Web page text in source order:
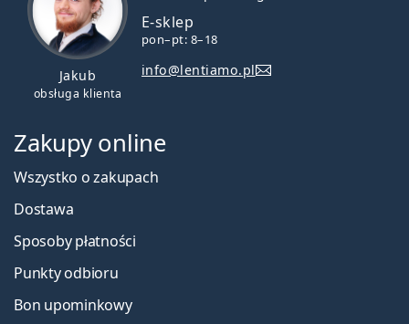
Jaka jest różnica między soczewkami
kontaktowymi Biofinity Toric (6 soczewek) a
Biofinity Toric (3 soczewki)?
astygmatyzm
Najczęściej sprzedawane z płynem
To jest wyrób medyczny. Przed użyciem zapoznaj się z
instrukcją używania.
Jakub
obsługa klienta
E-sklep
pon–pt: 8–18
info@lentiamo.pl
Zakupy online
Wszystko o zakupach
Dostawa
Sposoby płatności
Punkty odbioru
Bon upominkowy